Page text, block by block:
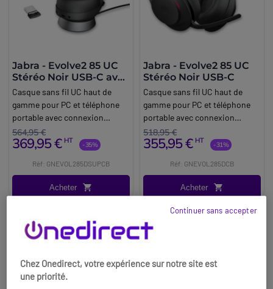
Jabra - Evolve2 85 UC
Stéréo Noir USB-C avec
base
Casque sans fil UC haut de
gamme pour PC et téléphone
portable avec connexion
dongle USB-C et base pour
bureau
564,95 €
369,95 € HT -35%
Réf: GNEVOL285DSUPCB
Acheter
Jabra - Evolve2 85 UC
Stéréo Noir USB-C
Casque sans fil UC haut de
gamme pour PC et téléphone
portable avec connexion
dongle USB-C
518,95 €
355,95 € HT -31%
Réf: GNEVOL285DCB
Acheter
Chez Onedirect, votre expérience sur notre site est
une priorité.
Continuer sans accepter